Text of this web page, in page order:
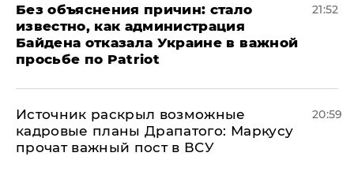
Без объяснения причин: стало
известно, как администрация
Байдена отказала Украине в важной
просьбе по Patriot
21:52
​Источник раскрыл возможные
кадровые планы Драпатого: Маркусу
прочат важный пост в ВСУ
20:59